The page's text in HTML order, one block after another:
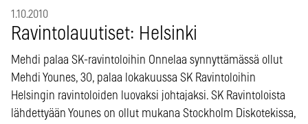
1.10.2010
Ravintolauutiset: Helsinki
Mehdi palaa SK-ravintoloihin Onnelaa synnyttämässä ollut
Mehdi Younes, 30, palaa lokakuussa SK Ravintoloihin
Helsingin ravintoloiden luovaksi johtajaksi. SK Ravintoloista
lähdettyään Younes on ollut mukana Stockholm Diskotekissa,